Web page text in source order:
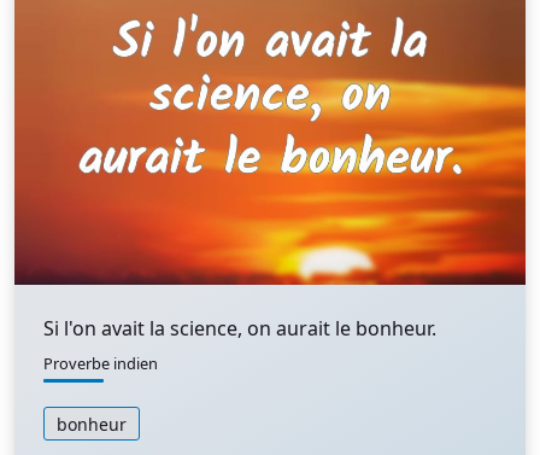
Si l'on avait la science, on aurait le bonheur.
Proverbe indien
bonheur